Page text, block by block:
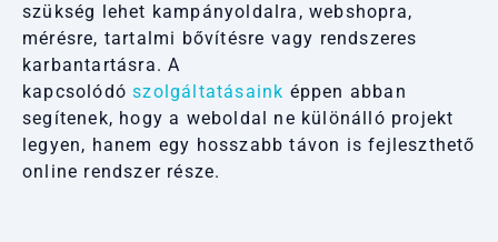
szükség lehet kampányoldalra, webshopra,
mérésre, tartalmi bővítésre vagy rendszeres
karbantartásra. A
kapcsolódószolgáltatásaink éppen abban
segítenek, hogy a weboldal ne különálló projekt
legyen, hanem egy hosszabb távon is fejleszthető
online rendszer része.